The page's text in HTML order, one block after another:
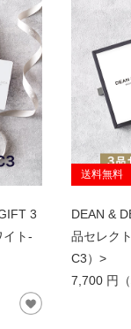
3
イト-
送料無料
DEAN &
品セレク
C3）>
7,700 円（